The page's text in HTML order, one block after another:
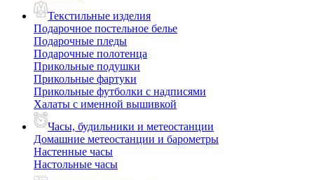
Текстильные изделия
Подарочное постельное белье
Подарочные пледы
Подарочные полотенца
Прикольные подушки
Прикольные фартуки
Прикольные футболки с надписями
Халаты с именной вышивкой
Часы, будильники и метеостанции
Домашние метеостанции и барометры
Настенные часы
Настольные часы